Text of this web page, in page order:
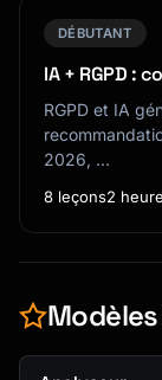
DÉBUTANT
IA + RGPD :
RGPD et IA
2026, …
8 leçons2